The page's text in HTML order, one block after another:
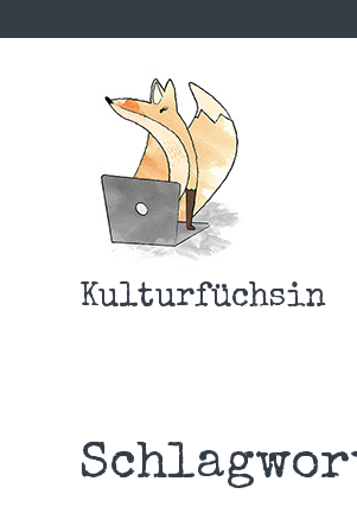
Kulturfüchsin